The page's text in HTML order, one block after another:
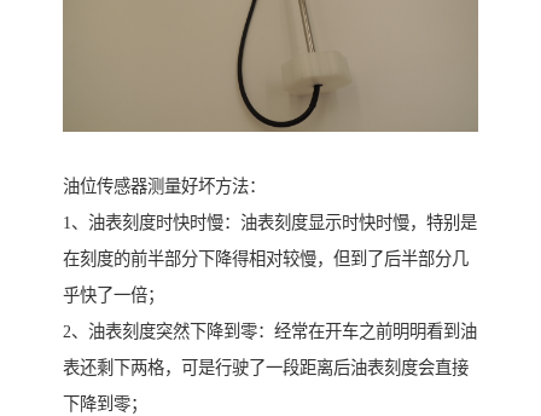
油位传感器测量好坏方法：
1、油表刻度时快时慢：油表刻度显示时快时慢，特别是
在刻度的前半部分下降得相对较慢，但到了后半部分几
乎快了一倍；
2、油表刻度突然下降到零：经常在开车之前明明看到油
表还剩下两格，可是行驶了一段距离后油表刻度会直接
下降到零；